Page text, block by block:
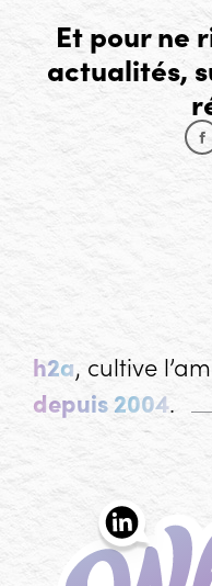
Et pour ne
actualités,
h2a, cultive
depuis 2004.